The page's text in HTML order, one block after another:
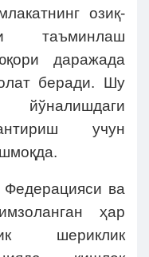
озиқ-
таъминлаш
даражада
беради. Шу
учун
ва
ҳар
шериклик